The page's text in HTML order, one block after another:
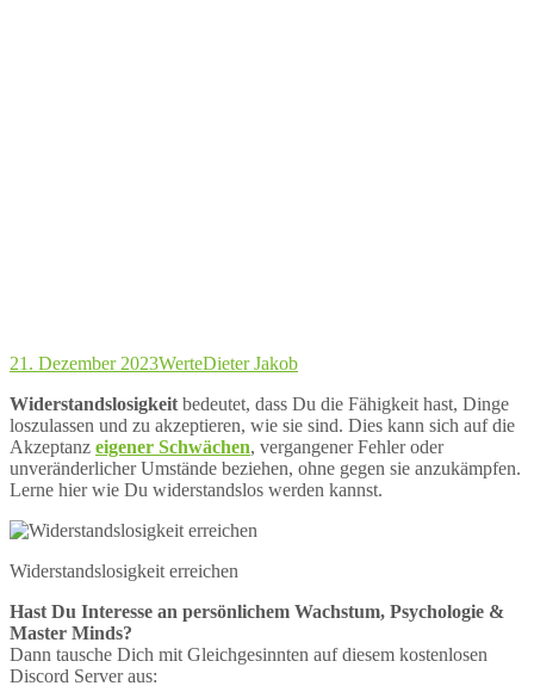
21. Dezember 2023WerteDieter Jakob
Widerstandslosigkeit bedeutet, dass Du die Fähigkeit hast, Dinge
loszulassen und zu akzeptieren, wie sie sind. Dies kann sich auf die
Akzeptanz eigener Schwächen, vergangener Fehler oder
unveränderlicher Umstände beziehen, ohne gegen sie anzukämpfen.
Lerne hier wie Du widerstandslos werden kannst.
Widerstandslosigkeit erreichen
Hast Du Interesse an persönlichem Wachstum, Psychologie &
Master Minds?
Dann tausche Dich mit Gleichgesinnten auf diesem kostenlosen
Discord Server aus: